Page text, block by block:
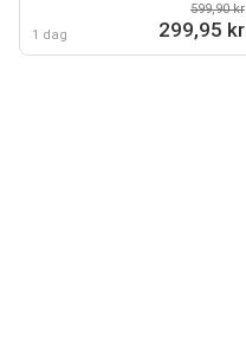
1 dag
599,90 kr
299,95 kr